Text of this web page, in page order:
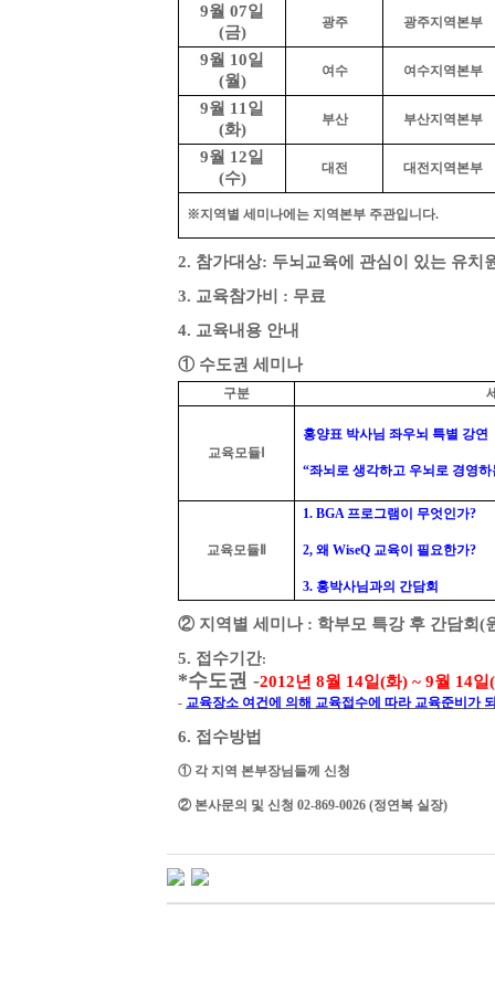
9월 07일
(금)
광주 광주지역본부
9월 10일
(월)
여수 여수지역본부
9월 11 일
(화)
부산 부산지역본부
9월 12일
(수)
대전 대전지역본부
※지역별 세미나에는 지역본부 주관입니다.
2. 참가대상: 두뇌교육에 관심이 있는 유치
3. 교육참가비 : 무료
4. 교육내용 안내
① 수도권 세미나
구분
교육모듈
홍양표 박사님 좌우뇌 특별 강연
“좌뇌로 생각하고 우뇌로 경영
교육모듈
1. BGA프로그램이 무엇인가?
2, 왜 WiseQ 교육이 필요한가?
3. 홍박사님과의 간담회
② 지역별 세미나 : 학부모 특강 후 간담회(
5. 접수기간:
*수도권 -2012년 8월 14일(화) ~ 9월 14일(
- 교육장소 여건에 의해 교육접수에 따라 교육준비가
6. 접수방법
① 각 지역 본부장님들께 신청
② 본사문의 및 신청 02-869-0026 (정연복 실장)